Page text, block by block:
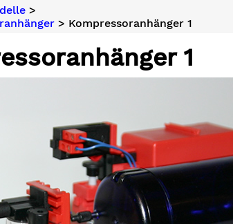
>
> Kompressoranhänger 1
1